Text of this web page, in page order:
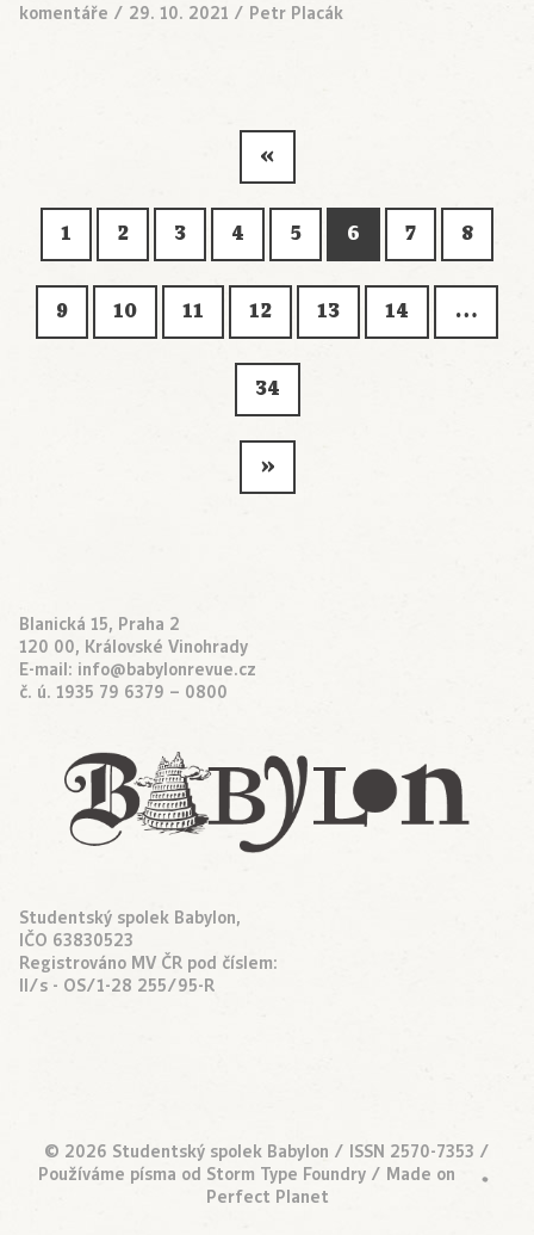
komentáře / 29. 10. 2021 / Petr Placák
«
1 2 3 4 5 6 7 8
9 10 11 12 13 14 …
34
»
Blanická 15, Praha 2
120 00, Královské Vinohrady
E-mail: info@babylonrevue.cz
č. ú. 1935 79 6379 – 0800
Studentský spolek Babylon,
IČO 63830523
Registrováno MV ČR pod číslem:
II/s - OS/1-28 255/95-R
© 2026 Studentský spolek Babylon / ISSN 2570-7353 /
Používáme písma od Storm Type Foundry / Made on •
Perfect Planet